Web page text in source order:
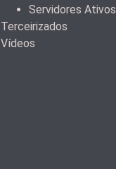
Servidores Ativos
Terceirizados
Vídeos